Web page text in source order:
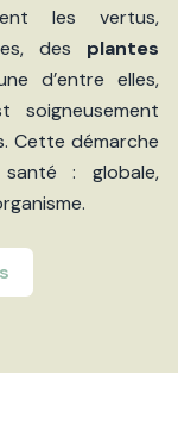
les vertus,
des plantes
d’entre elles,
soigneusement
Cette démarche
: globale,